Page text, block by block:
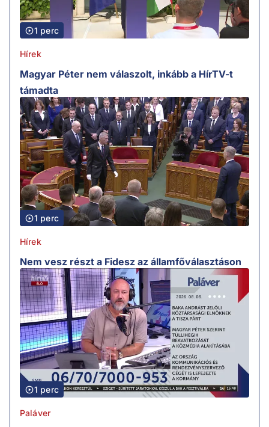
1 perc
Hírek
Magyar Péter nem válaszolt, inkább a HírTV-t
támadta
1 perc
Hírek
Nem vesz részt a Fidesz az államfőválasztáson
1 perc
Paláver